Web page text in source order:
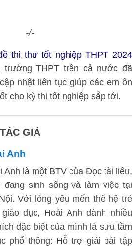
-/-
thi thử tốt nghiệp THPT 2024
trường THPT trên cả nước đã
nhật liên tục giúp các em ôn
cho kỳ thi tốt nghiệp sắp tới.
GIẢ
Anh
Anh là một BTV của Đọc tài liêu,
đang sinh sống và làm việc tại
Với lòng yêu mến thế hệ trẻ
dục, Hoài Anh dành nhiều
đặc biệt của mình là sưu tầm
phổ thông: Hỗ trợ giải bài tập